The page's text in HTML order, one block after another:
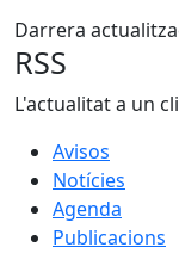
Darrera
RSS
L'actualitat a un
Avisos
Notícies
Agenda
Publicacions